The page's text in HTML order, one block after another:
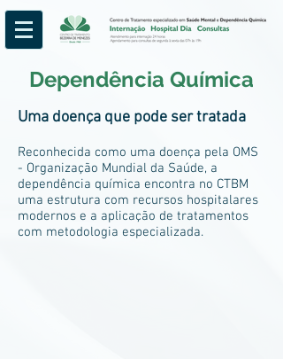
Dependência Química
Uma doença que pode ser tratada
Reconhecida como uma doença pela OMS
- Organização Mundial da Saúde, a
dependência química encontra no CTBM
uma estrutura com recursos hospitalares
modernos e a aplicação de tratamentos
com metodologia especializada.